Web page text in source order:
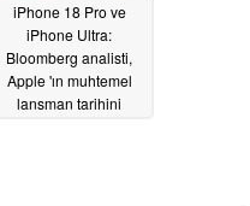
iPhone 18 Pro ve
iPhone Ultra:
Bloomberg analisti,
Apple 'ın muhtemel
lansman tarihini